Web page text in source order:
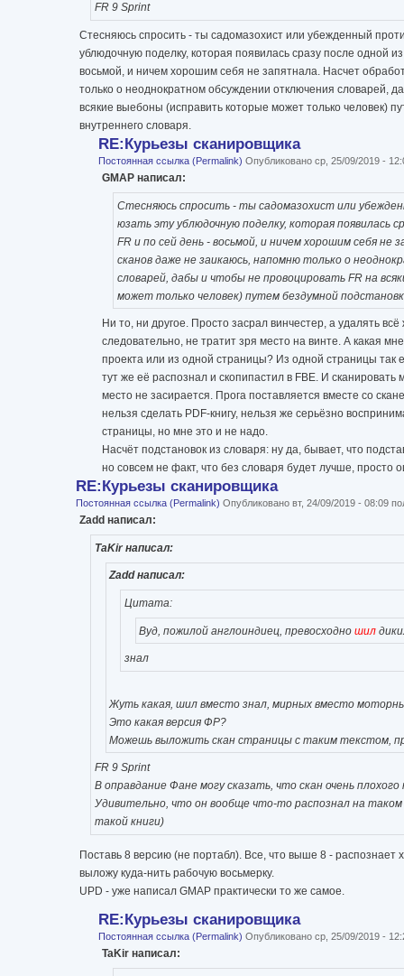
FR 9 Sprint
Стесняюсь спросить - ты садомазохист или убежденный
ублюдочную поделку, которая появилась сразу после одной
восьмой, и ничем хорошим себя не запятнала. Насчет
только о неоднократном обсуждении отключения словарей,
всякие выебоны (исправить которые может только человек)
внутреннего словаря.
RE:Курьезы сканировщика
Постоянная ссылка (Permalink) Опубликовано ср, 25/09/2019 -
GMAP написал:
Стесняюсь спросить - ты садомазохист или
юзать эту ублюдочную поделку, которая появилась
FR и по сей день - восьмой, и ничем хорошим себя не
сканов даже не заикаюсь, напомню только о
словарей, дабы и чтобы не провоцировать FR на
может только человек) путем бездумной
Ни то, ни другое. Просто засрал винчестер, а удалять
следовательно, не тратит зря место на винте. А какая
проекта или из одной страницы? Из одной страницы так
тут же её распознал и скопипастил в FBE. И
место не засирается. Прога поставляется вместе со
нельзя сделать PDF-книгу, нельзя же серьёзно
страницы, но мне это и не надо.
Насчёт подстановок из словаря: ну да, бывает, что
но совсем не факт, что без словаря будет лучше, просто
RE:Курьезы сканировщика
Постоянная ссылка (Permalink) Опубликовано вт, 24/09/2019 - 08:09
Zadd написал:
TaKir написал:
Zadd написал:
Цитата:
Вуд, пожилой англоиндиец, превосходношил
знал
Жуть какая, шил вместо знал, мирных вместо
Это какая версия ФР?
Можешь выложить скан страницы с таким текстом,
FR 9 Sprint
В оправдание Фане могу сказать, что скан очень
Удивительно, что он вообще что-то распознал на таком
такой книги)
Поставь 8 версию (не портабл). Все, что выше 8 - распознает
выложу куда-нить рабочую восьмерку.
UPD - уже написал GMAP практически то же самое.
RE:Курьезы сканировщика
Постоянная ссылка (Permalink) Опубликовано ср, 25/09/2019 -
TaKir написал: